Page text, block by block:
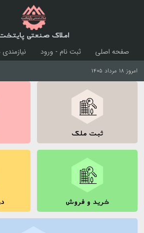
املاک صنعتی
صفحه اصلی ثبت نام - ورود نیازمندی
امروز ۱۸ مرداد ۱۴۰۵
ثبت ملک
خرید و فروش